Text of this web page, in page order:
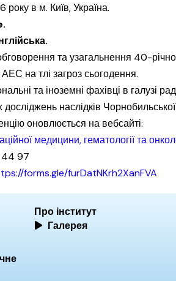
року в м. Київ, Україна.
та узагальнення 40-
АЕС на тлі загроз сьогодення.
та іноземні фахівці в галузі
досліджень наслідків Чорнобильської
оновлюється на вебсайті:
медицини, гематології та
44 97
forms.gle/furDatNKrh2XanFVA
Про інститут
Галерея